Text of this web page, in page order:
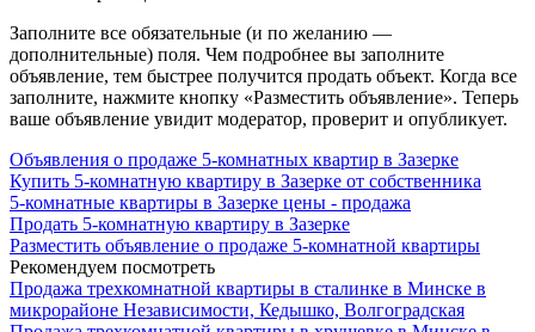
Заполните все обязательные (и по желанию —
дополнительные) поля. Чем подробнее вы заполните
объявление, тем быстрее получится продать объект. Когда все
заполните, нажмите кнопку «Разместить объявление». Теперь
ваше объявление увидит модератор, проверит и опубликует.
Объявления о продаже 5-комнатных квартир в Зазерке
Купить 5-комнатную квартиру в Зазерке от собственника
5-комнатные квартиры в Зазерке цены - продажа
Продать 5-комнатную квартиру в Зазерке
Разместить объявление о продаже 5-комнатной квартиры
Рекомендуем посмотреть
Продажа трехкомнатной квартиры в сталинке в Минске в
микрорайоне Независимости, Кедышко, Волгоградская